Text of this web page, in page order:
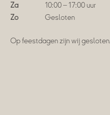
Za
10:00 – 17:00 uur
Zo
Gesloten
Op feestdagen zijn wij gesloten.